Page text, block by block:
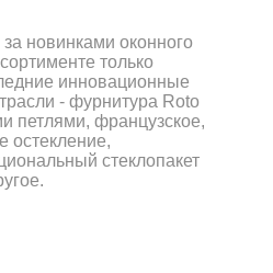
новинками оконного
только
инновационные
- фурнитура Roto
петлями, французское,
остекление,
стеклопакет